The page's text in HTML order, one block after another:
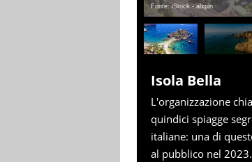
Fonte: iStock - alxpin
Isola Bella
L'organizzazione
quindici spiagge
italiane: una di
al pubblico nel